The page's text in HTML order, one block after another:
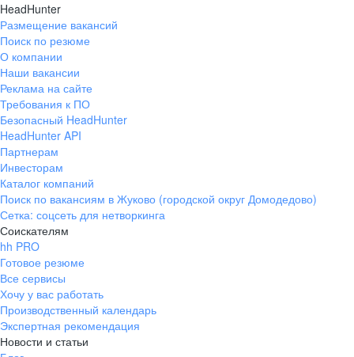
HeadHunter
Размещение вакансий
Поиск по резюме
О компании
Наши вакансии
Реклама на сайте
Требования к ПО
Безопасный HeadHunter
HeadHunter API
Партнерам
Инвесторам
Каталог компаний
Поиск по вакансиям в Жуково (городской округ Домодедово)
Сетка: соцсеть для нетворкинга
Соискателям
hh PRO
Готовое резюме
Все сервисы
Хочу у вас работать
Производственный календарь
Экспертная рекомендация
Новости и статьи